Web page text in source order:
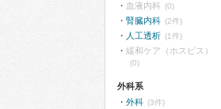
血液内科 (0)
腎臓内科 (2件)
人工透析 (1件)
緩和ケア（ホスピス）
(0)
外科系
外科 (3件)